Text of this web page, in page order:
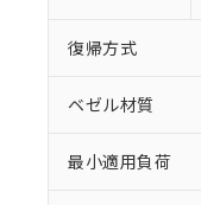
復帰方式
ベゼル材質
最小適用負荷